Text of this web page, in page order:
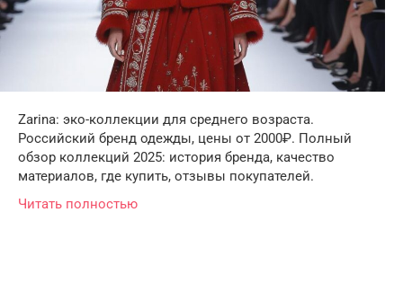
Zarina: эко-коллекции для среднего возраста.
Российский бренд одежды, цены от 2000₽. Полный
обзор коллекций 2025: история бренда, качество
материалов, где купить, отзывы покупателей.
Читать полностью